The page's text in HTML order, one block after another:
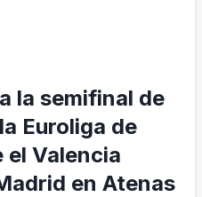
la semifinal de
Euroliga de
Valencia
en Atenas